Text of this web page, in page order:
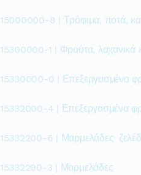
15000000-8 | Τρόφιμα, ποτά,
15300000-1 | Φρούτα, λαχανικά
15330000-0 | Επεξεργασμένα
15332000-4 | Επεξεργασμένα
15332200-6 | Μαρμελάδες·
15332290-3 | Μαρμελάδες